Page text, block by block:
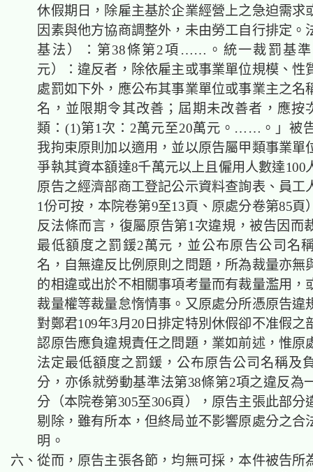
休假期日，除雇主基於企業經營上之急迫需求
因素與他方協商調整外，未由勞工自行排定。
基法）：第38條第2項……。統一裁罰基
元）：違反者，除依雇主或事業單位規模、性
處罰如下外，應公布其事業單位或事業主之名
名，並限期令其改善；屆期未改善者，應按
類：(1)第1次：2萬元至20萬元。……。」被
我拘束原則加以適用，並以原告屬甲類事業單
爭執其資本額達8千萬元以上且僱用人數達100
原告之經濟部商工登記公示資料查詢表、員工
1份可按，本院卷第9至13頁、原處分卷第85頁
反法條而言，復屬原告第1次違規，被告因而
最低額度之罰鍰2萬元，並公布原告公司名
名，自無違反比例原則之問題，所為裁量亦無
的相違或出於不相關事項考量而有裁量濫用，
裁量權等裁量怠惰情事。又原處分所憑原告違
對鄭君109年3月20日排定特別休假卻不准假之
認原告應負違規責任之問題，業如前述，惟原
法定最低額度之罰鍰，公布原告公司名稱及
分，亦係就勞動基準法第38條第2項之違反為
分（本院卷第305至306頁），原告主張此部分
剔除，雖有所本，但終局並不影響原處分之合
明。
六、從而，原告主張各節，均無可採，本件被告所